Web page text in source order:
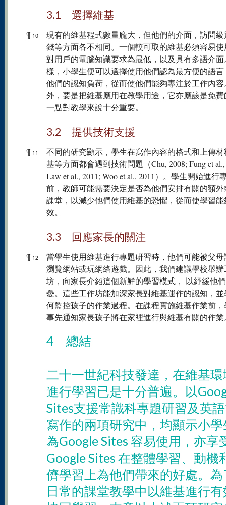
3.1 選擇維基
¶ 10
現有的維基程式數量龐大，但他們的介面，訪問
錢等方面各不相同。一個較可取的維基必須容易
對用戶的電腦知識要求為最低，以及具有多語介面
樣，小學生便可以選擇使用他們認為最方便的語
他們的認知負荷，從而使他們能夠專注於工作內容
外，要是把維基應用在教學用途，它亦應該是免
一點對教學來說十分重要。
3.2 提供技術支援
¶ 11
不同的研究顯示，學生在寫作內容的格式和上傳
基等方面都會遇到技術問題（Chu, 2008; Fung et al.,
Law et al., 2011; Woo et al., 2011）。學生開始進行
前，教師可能需要決定是否為他們安排有關的額
課堂，以減少他們使用維基的恐懼，從而使學習能
效。
3.3 回應家長的關注
¶ 12
當學生使用維基進行專題研習時，他們可能被父
瀏覽網站或玩網絡遊戲。因此，我們建議學校舉辦
坊，向家長介紹這個新鮮的學習模式， 以紓緩他
憂。這些工作坊能加深家長對維基運作的認知，
何監控孩子的作業過程。在課程實施維基作業前
事先通知家長孩子將在家裡進行與維基有關的作業
4 總結
二十一世紀科技發達，在維基環
進行學習已是十分普遍。以
Sites支援常識科專題研習及英
寫作的兩項研究中，均顯示小學
為Google Sites 容易使用，亦享
Google Sites 在整體學習、動機
儕學習上為他們帶來的好處。為
日常的課堂教學中以維基進行